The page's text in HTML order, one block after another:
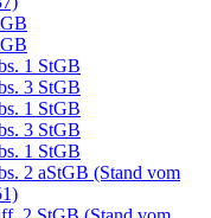
1 StGB
3 StGB
1 StGB
3 StGB
1 StGB
2 aStGB (Stand vom